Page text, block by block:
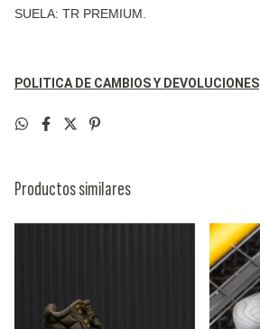
SUELA: TR PREMIUM.
POLITICA DE CAMBIOS Y DEVOLUCIONES
Productos similares